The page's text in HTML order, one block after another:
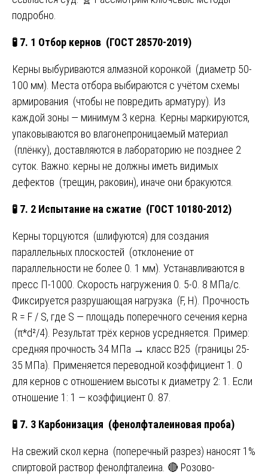
подробно.
🧪 7. 1 Отбор кернов (ГОСТ 28570-2019)
Керны выбуриваются алмазной коронкой (диаметр 50-
100 мм). Места отбора выбираются с учётом схемы
армирования (чтобы не повредить арматуру). Из
каждой зоны — минимум 3 керна. Керны маркируются,
упаковываются во влагонепроницаемый материал
(плёнку), доставляются в лабораторию не позднее 2
суток. Важно: керны не должны иметь видимых
дефектов (трещин, раковин), иначе они бракуются.
🧪 7. 2 Испытание на сжатие (ГОСТ 10180-2012)
Керны торцуются (шлифуются) для создания
параллельных плоскостей (отклонение от
параллельности не более 0. 1 мм). Устанавливаются в
пресс П-1000. Скорость нагружения 0. 5-0. 8 МПа/с.
Фиксируется разрушающая нагрузка (F, Н). Прочность
R = F / S, где S — площадь поперечного сечения керна
(π*d²/4). Результат трёх кернов усредняется. Пример:
средняя прочность 34 МПа → класс В25 (границы 25-
35 МПа). Применяется переводной коэффициент 1. 0
для кернов с отношением высоты к диаметру 2: 1. Если
отношение 1: 1 — коэффициент 0. 87.
🧪 7. 3 Карбонизация (фенолфталеиновая проба)
На свежий скол керна (поперечный разрез) наносят 1%
спиртовой раствор фенолфталеина. 🔴 Розово-